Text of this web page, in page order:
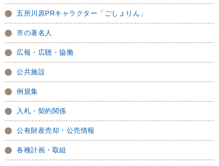
五所川原PRキャラクター「ごしょりん」
市の著名人
広報・広聴・協働
公共施設
例規集
入札・契約関係
公有財産売却・公売情報
各種計画・取組